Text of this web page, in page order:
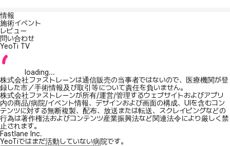
情報
施術イベント
レビュー
問い合わせ
YeoTi TV
loading...
株式会社ファストレーンは通信販売の当事者ではないので、医療機関が登
録した市／手術情報及び取引等について責任を負いません。
株式会社ファストレーンが所有/運営/管理するウェブサイトおよびアプリ
内の商品/病院/イベント情報、デザインおよび画面の構成、UIを含むコン
テンツに対する無断複製、配布、放送または転送、スクレイピングなどの
行為は著作権法およびコンテンツ産業振興法など関連法令により厳しく禁
止されます。
Fastlane Inc.
YeoTiではまだ活動していない病院です。